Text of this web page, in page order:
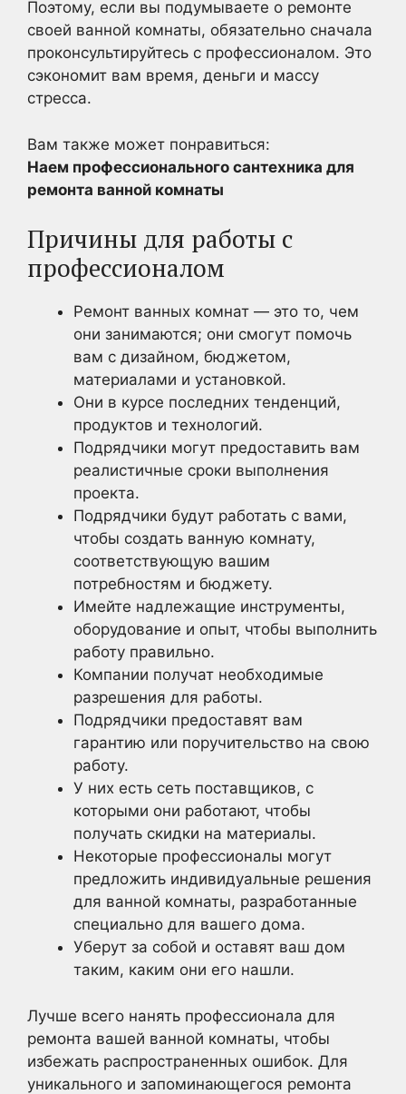
Поэтому, если вы подумываете о ремонте
своей ванной комнаты, обязательно сначала
проконсультируйтесь с профессионалом. Это
сэкономит вам время, деньги и массу
стресса.
Вам также может понравиться:
Наем профессионального сантехника для
ремонта ванной комнаты
Причины для работы с
профессионалом
Ремонт ванных комнат — это то, чем
они занимаются; они смогут помочь
вам с дизайном, бюджетом,
материалами и установкой.
Они в курсе последних тенденций,
продуктов и технологий.
Подрядчики могут предоставить вам
реалистичные сроки выполнения
проекта.
Подрядчики будут работать с вами,
чтобы создать ванную комнату,
соответствующую вашим
потребностям и бюджету.
Имейте надлежащие инструменты,
оборудование и опыт, чтобы выполнить
работу правильно.
Компании получат необходимые
разрешения для работы.
Подрядчики предоставят вам
гарантию или поручительство на свою
работу.
У них есть сеть поставщиков, с
которыми они работают, чтобы
получать скидки на материалы.
Некоторые профессионалы могут
предложить индивидуальные решения
для ванной комнаты, разработанные
специально для вашего дома.
Уберут за собой и оставят ваш дом
таким, каким они его нашли.
Лучше всего нанять профессионала для
ремонта вашей ванной комнаты, чтобы
избежать распространенных ошибок. Для
уникального и запоминающегося ремонта